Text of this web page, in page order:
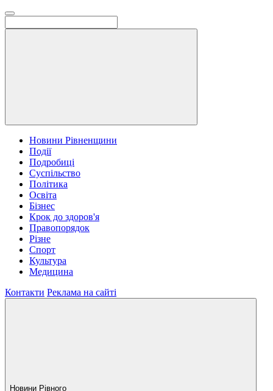
Новини Рівненщини
Події
Подробиці
Суспільство
Політика
Освіта
Бізнес
Крок до здоров'я
Правопорядок
Різне
Спорт
Культура
Медицина
Контакти Реклама на сайті
Новини Рiвного